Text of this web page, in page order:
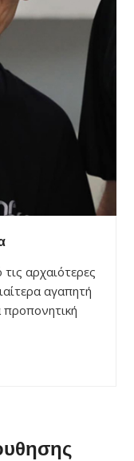
αρχαιότερες
αγαπητή
προπονητική